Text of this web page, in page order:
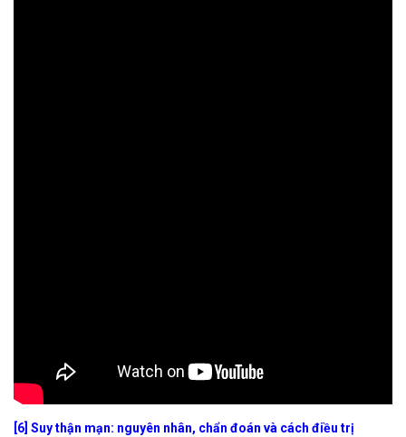
[6] Suy thận mạn: nguyên nhân, chẩn đoán và cách điều trị